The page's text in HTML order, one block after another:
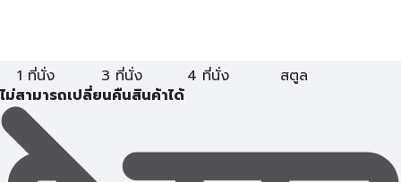
1 ที่นั่ง 3 ที่นั่ง 4 ที่นั่ง
สตูล
ไม่สามารถเปลี่ยนคืนสินค้าได้